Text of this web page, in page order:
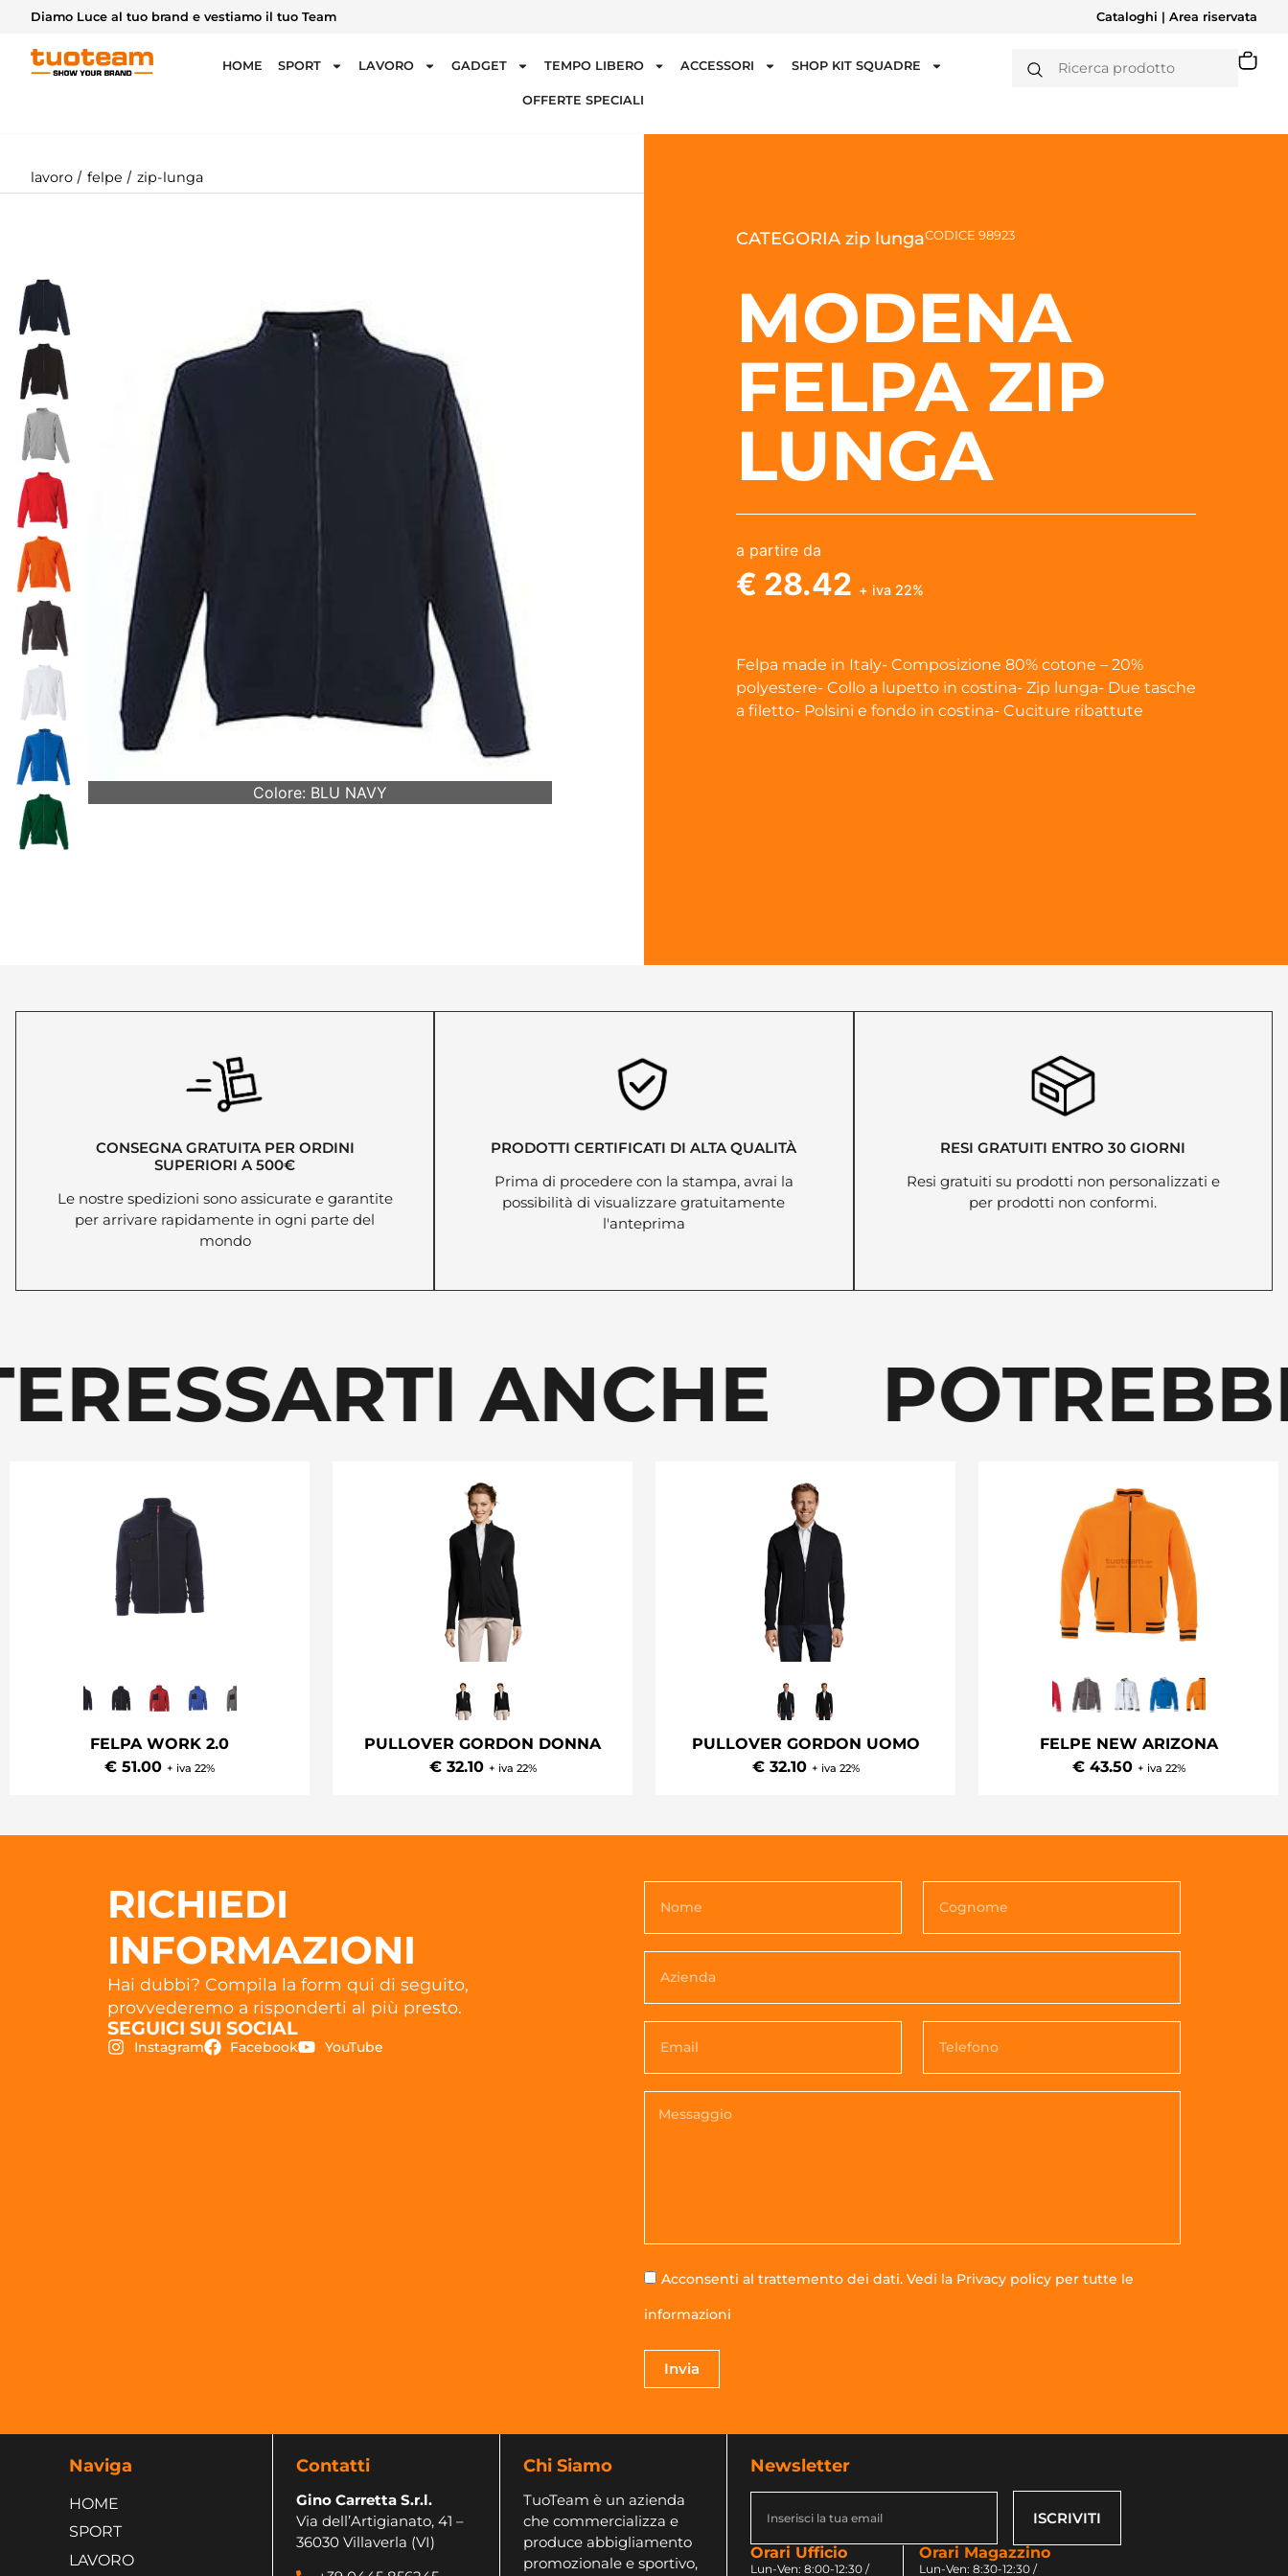
Diamo Luce al tuo brand e vestiamo il tuo Team Cataloghi | Area riservata
HOME SPORT LAVORO GADGET TEMPO LIBERO ACCESSORI SHOP KIT SQUADRE
OFFERTE SPECIALI
lavoro / felpe / zip-lunga
Colore: BLU NAVY
CATEGORIA zip lungaCODICE 98923
MODENA
FELPA ZIP
LUNGA
a partire da
€ 28.42 + iva 22%
Felpa made in Italy- Composizione 80% cotone – 20%
polyestere- Collo a lupetto in costina- Zip lunga- Due tasche
a filetto- Polsini e fondo in costina- Cuciture ribattute
CONSEGNA GRATUITA PER ORDINI
SUPERIORI A 500€
Le nostre spedizioni sono assicurate e garantite
per arrivare rapidamente in ogni parte del
mondo
PRODOTTI CERTIFICATI DI ALTA QUALITÀ
Prima di procedere con la stampa, avrai la
possibilità di visualizzare gratuitamente
l'anteprima
RESI GRATUITI ENTRO 30 GIORNI
Resi gratuiti su prodotti non personalizzati e
per prodotti non conformi.
ANCHE
FELPA WORK 2.0
€ 51.00 + iva 22%
PULLOVER GORDON DONNA
€ 32.10 + iva 22%
PULLOVER GORDON UOMO
€ 32.10 + iva 22%
FELPE NEW ARIZONA
€ 43.50 + iva 22%
RICHIEDI
INFORMAZIONI
Hai dubbi? Compila la form qui di seguito,
provvederemo a risponderti al più presto.
SEGUICI SUI SOCIAL
Instagram Facebook YouTube
Acconsenti al trattemento dei dati. Vedi la Privacy policy per tutte le
informazioni
Invia
Naviga
HOME
SPORT
LAVORO
Contatti
Gino Carretta S.r.l.
Via dell’Artigianato, 41 –
36030 Villaverla (VI)
Chi Siamo
TuoTeam è un azienda
che commercializza e
produce abbigliamento
promozionale e sportivo,
Newsletter
ISCRIVITI
Orari Ufficio
Lun-Ven: 8:00-12:30 /
Orari Magazzino
Lun-Ven: 8:30-12:30 /